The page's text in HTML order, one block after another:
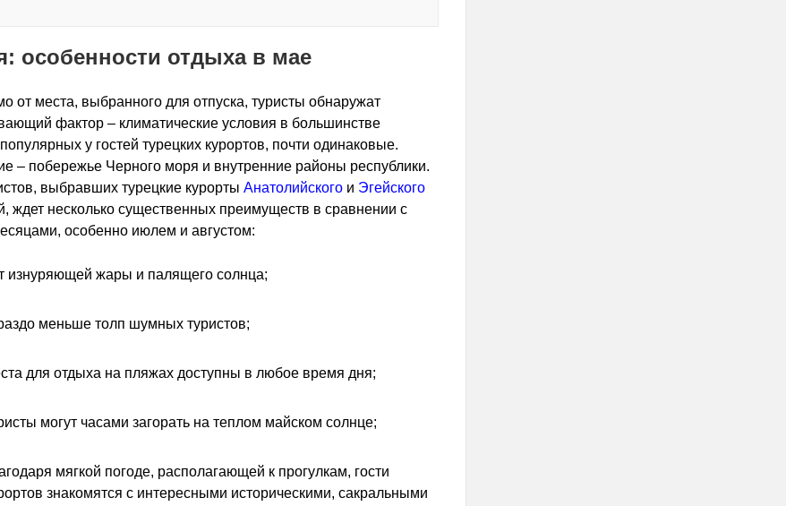
особенности отдыха в мае
от места, выбранного для отпуска, туристы обнаружат
фактор – климатические условия в большинстве
у гостей турецких курортов, почти одинаковые.
– побережье Черного моря и внутренние районы республики.
выбравших турецкие курорты Анатолийскогои Эгейского
ждет несколько существенных преимуществ в сравнении с
особенно июлем и августом:
изнуряющей жары и палящего солнца;
меньше толп шумных туристов;
для отдыха на пляжах доступны в любое время дня;
могут часами загорать на теплом майском солнце;
мягкой погоде, располагающей к прогулкам, гости
знакомятся с интересными историческими, сакральными